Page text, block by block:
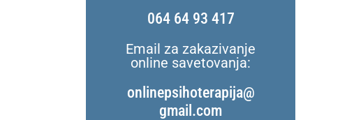
064 64 93 417
Email za zakazivanje
online savetovanja:
onlinepsihoterapija@
gmail.com